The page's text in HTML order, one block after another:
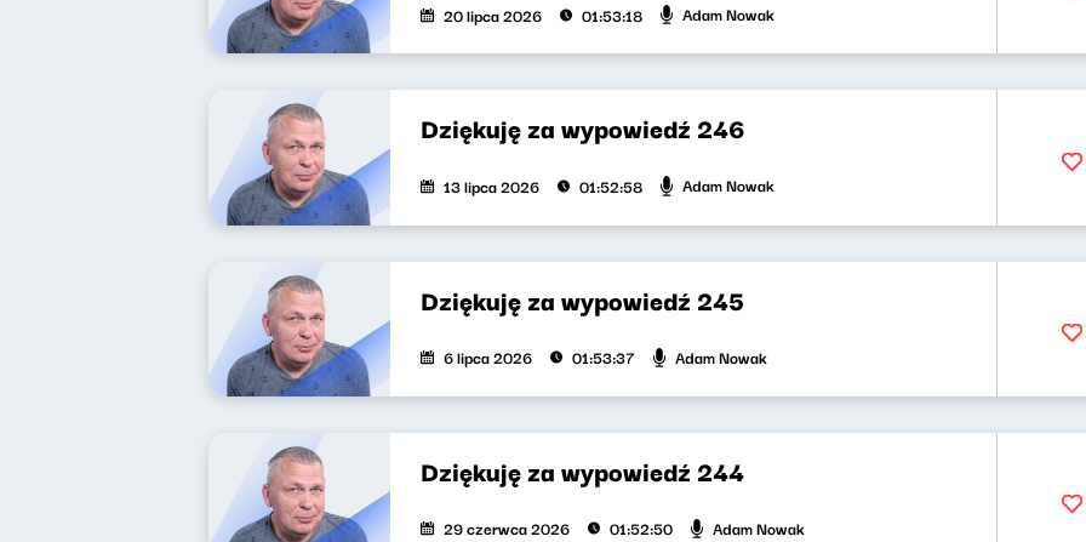
20 lipca 2026 01:53:18 Adam Nowak
Dziękuję za wypowiedź 246
13 lipca 2026 01:52:58 Adam Nowak
Dziękuję za wypowiedź 245
6 lipca 2026 01:53:37 Adam Nowak
Dziękuję za wypowiedź 244
29 czerwca 2026 01:52:50 Adam Nowak